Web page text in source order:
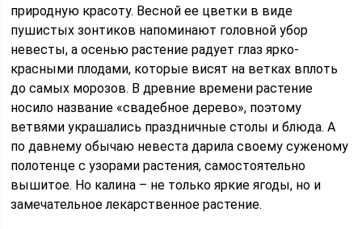
природную красоту. Весной ее цветки в виде
пушистых зонтиков напоминают головной убор
невесты, а осенью растение радует глаз ярко-
красными плодами, которые висят на ветках вплоть
до самых морозов. В древние времени растение
носило название «свадебное дерево», поэтому
ветвями украшались праздничные столы и блюда. А
по давнему обычаю невеста дарила своему суженому
полотенце с узорами растения, самостоятельно
вышитое. Но калина – не только яркие ягоды, но и
замечательное лекарственное растение.